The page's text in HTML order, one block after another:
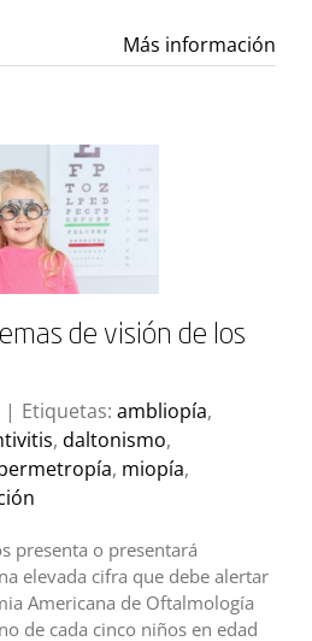
Más información
de visión de los
| Etiquetas: ambliopía,
, daltonismo,
, miopía,
presenta o presentará
elevada cifra que debe alertar
Americana de Oftalmología
de cada cinco niños en edad